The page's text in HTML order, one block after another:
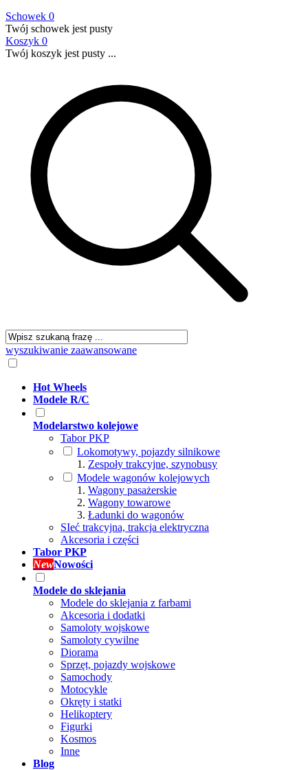
Schowek 0
Twój schowek jest pusty
Koszyk 0
Twój koszyk jest pusty ...
wyszukiwanie zaawansowane
Hot Wheels
Modele R/C
Modelarstwo kolejowe
Tabor PKP
Lokomotywy, pojazdy silnikowe
Zespoły trakcyjne, szynobusy
Modele wagonów kolejowych
Wagony pasażerskie
Wagony towarowe
Ładunki do wagonów
SIeć trakcyjna, trakcja elektryczna
Akcesoria i części
Tabor PKP
NewNowości
Modele do sklejania
Modele do sklejania z farbami
Akcesoria i dodatki
Samoloty wojskowe
Samoloty cywilne
Diorama
Sprzęt, pojazdy wojskowe
Samochody
Motocykle
Okręty i statki
Helikoptery
Figurki
Kosmos
Inne
Blog